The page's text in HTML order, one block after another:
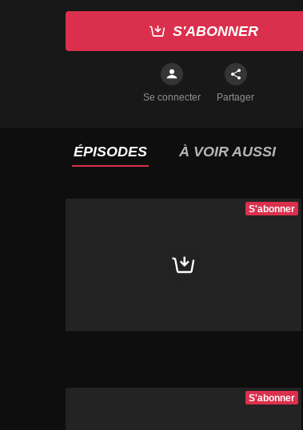
S'ABONNER
Se connecter Partager
ÉPISODES À VOIR AUSSI
S'abonner
S'abonner